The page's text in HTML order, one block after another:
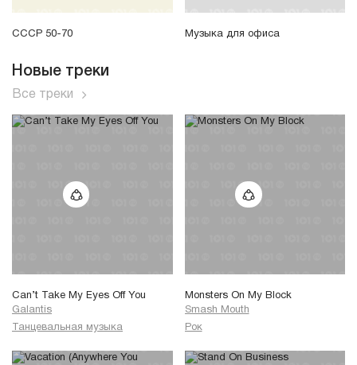
СССР 50-70 Музыка для офиса
Новые треки
Все треки
Can’t Take My Eyes Off You
Galantis
Танцевальная музыка
Monsters On My Block
Smash Mouth
Рок